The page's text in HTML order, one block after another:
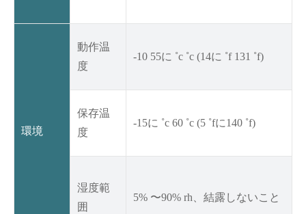
環境
動作温
度
-10 55に ˚c ˚c (14に ˚f 131 ˚f)
保存温
度
-15に ˚c 60 ˚c (5 ˚fに140 ˚f)
湿度範
囲
5% 〜90% rh、結露しないこと